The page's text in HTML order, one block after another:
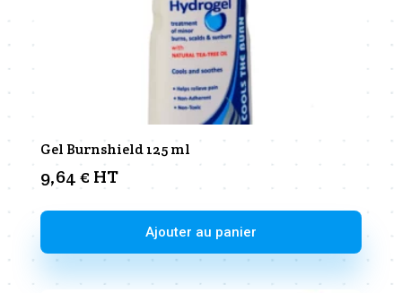
Gel Burnshield 125 ml
9,64€ HT
Ajouter au panier